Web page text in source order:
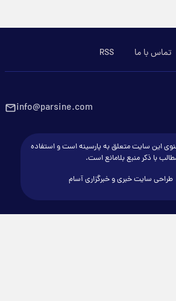
تماس با ما RSS
info@parsine.com
این سایت متعلق به پارسینه است و استفاده
با ذکر منبع بلامانع است.
سایت خبری و خبرگزاری آسام